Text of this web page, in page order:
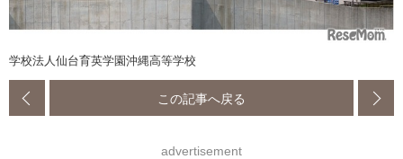
学校法人仙台育英学園沖縄高等学校
この記事へ戻る
advertisement